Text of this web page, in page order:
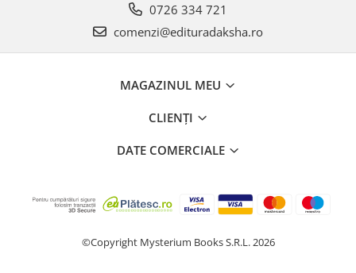
0726 334 721
comenzi@edituradaksha.ro
MAGAZINUL MEU
CLIENȚI
DATE COMERCIALE
©Copyright Mysterium Books S.R.L. 2026